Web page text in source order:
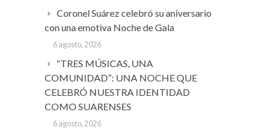
Coronel Suárez celebró su aniversario
con una emotiva Noche de Gala
6 agosto, 2026
“TRES MÚSICAS, UNA
COMUNIDAD”: UNA NOCHE QUE
CELEBRÓ NUESTRA IDENTIDAD
COMO SUARENSES
6 agosto, 2026